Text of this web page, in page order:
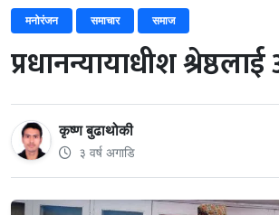
मनोरंजन समाचार समाज
प्रधानन्यायाधीश
कृष्ण बुढाथोकी
३ वर्ष अगाडि